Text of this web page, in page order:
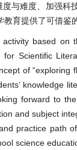
与难度、加强科
育提供了可借鉴
based
Scientific
of “exploring
knowledge
forward to
and subject
practice path
science